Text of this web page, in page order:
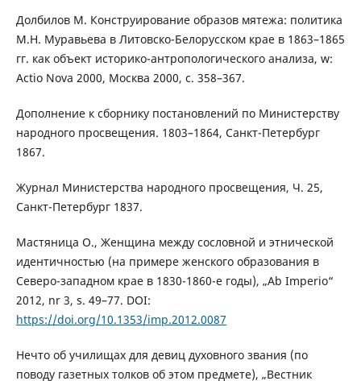
Долбилов М. Конструирование образов мятежа: политика
М.Н. Муравьева в Литовско-Белорусском крае в 1863–1865
гг. как объект историко-антропологического анализа, w:
Actio Nova 2000, Москва 2000, c. 358–367.
Дополнение к сборнику постановлений по Министерству
народного просвещения. 1803–1864, Санкт-Петербург
1867.
Журнал Министерства народного просвещения, Ч. 25,
Санкт-Петербург 1837.
Мастяница O., Женщина между сословной и этнической
идентичностью (на примере женского образования в
Северо-западном крае в 1830-1860-е годы), „Ab Imperio“
2012, nr 3, s. 49–77. DOI:
https://doi.org/10.1353/imp.2012.0087
Нечто об училищах для девиц духовного звания (по
поводу газетных толков об этом предмете), „Вестник